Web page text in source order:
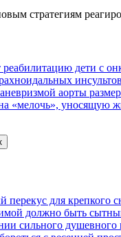
стратегиям
дети с
аорты
«мелочь», уносящую
перекус для крепкого
должно быть
сильного душевного